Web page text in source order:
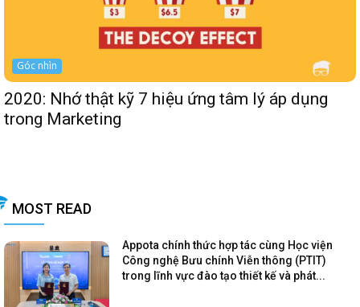
Góc nhìn
2020: Nhớ thật kỹ 7 hiệu ứng tâm lý áp dụng
trong Marketing
MOST READ
Appota chính thức hợp tác cùng Học viện
Công nghệ Bưu chính Viễn thông (PTIT)
trong lĩnh vực đào tạo thiết kế và phát...